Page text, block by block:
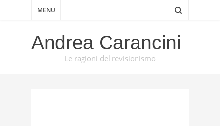
MENU
Andrea Carancini
Le ragioni del revisionismo